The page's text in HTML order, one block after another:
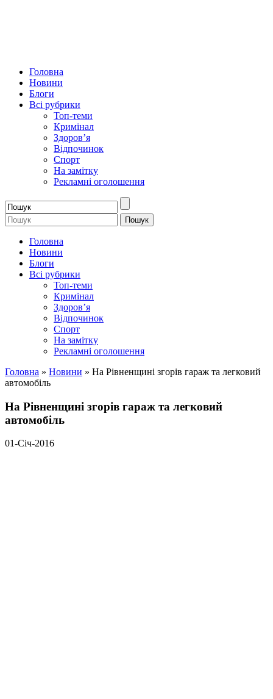
Головна
Новини
Блоги
Всі рубрики
Топ-теми
Кримінал
Здоров’я
Відпочинок
Спорт
На замітку
Рекламні оголошення
Головна
Новини
Блоги
Всі рубрики
Топ-теми
Кримінал
Здоров’я
Відпочинок
Спорт
На замітку
Рекламні оголошення
Головна » Новини » На Рівненщині згорів гараж та легковий
автомобіль
На Рівненщині згорів гараж та легковий
автомобіль
01-Січ-2016